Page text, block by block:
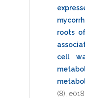
roots
cell
(8),